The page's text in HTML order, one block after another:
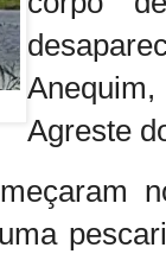
Agreste